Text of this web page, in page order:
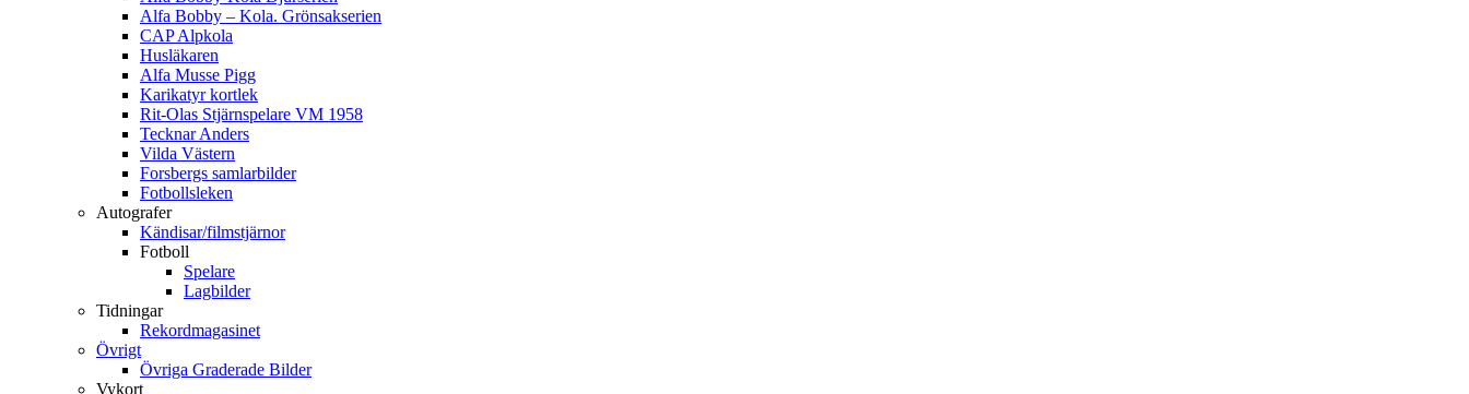
Alfa Bobby – Kola. Grönsakserien
CAP Alpkola
Husläkaren
Alfa Musse Pigg
Karikatyr kortlek
Rit-Olas Stjärnspelare VM 1958
Tecknar Anders
Vilda Västern
Forsbergs samlarbilder
Fotbollsleken
Autografer
Kändisar/filmstjärnor
Fotboll
Spelare
Lagbilder
Tidningar
Rekordmagasinet
Övrigt
Övriga Graderade Bilder
Vykort